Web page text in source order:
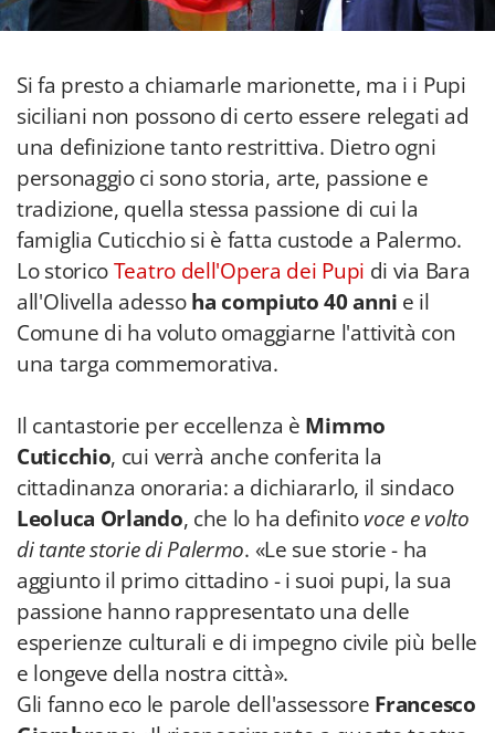
Si fa presto a chiamarle marionette, ma i i Pupi
siciliani non possono di certo essere relegati ad
una definizione tanto restrittiva. Dietro ogni
personaggio ci sono storia, arte, passione e
tradizione, quella stessa passione di cui la
famiglia Cuticchio si è fatta custode a Palermo.
Lo storicoTeatro dell'Opera dei Pupi di via Bara
all'Olivella adessoha compiuto 40 anni e il
Comune di ha voluto omaggiarne l'attività con
una targa commemorativa.
Il cantastorie per eccellenza è Mimmo
Cuticchio, cui verrà anche conferita la
cittadinanza onoraria: a dichiararlo, il sindaco
Leoluca Orlando, che lo ha definitovoce e volto
di tante storie di Palermo. «Le sue storie - ha
aggiunto il primo cittadino - i suoi pupi, la sua
passione hanno rappresentato una delle
esperienze culturali e di impegno civile più belle
e longeve della nostra città».
Gli fanno eco le parole dell'assessore Francesco